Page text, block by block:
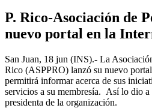
P. Rico-Asociación de
nuevo portal en la
San Juan, 18 jun (INS).- La
Rico (ASPPRO) lanzó su nuevo
permitirá informar acerca de sus
servicios a su membresía. Así lo dio a
presidenta de la organización.